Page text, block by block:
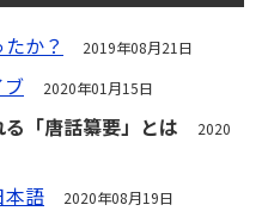
か？ 2019年08月21日
2020年01月15日
「唐話纂要」とは
2020
本語 2020年08月19日